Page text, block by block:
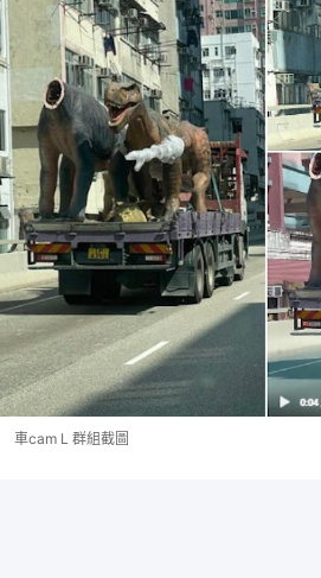
車cam L 群組截圖